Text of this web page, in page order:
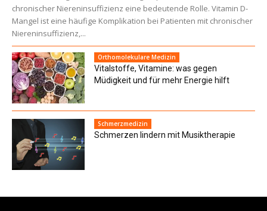
chronischer Niereninsuffizienz eine bedeutende Rolle. Vitamin D-
Mangel ist eine häufige Komplikation bei Patienten mit chronischer
Niereninsuffizienz,...
Orthomolekulare Medizin
Vitalstoffe, Vitamine: was gegen
Müdigkeit und für mehr Energie hilft
Schmerzmedizin
Schmerzen lindern mit Musiktherapie